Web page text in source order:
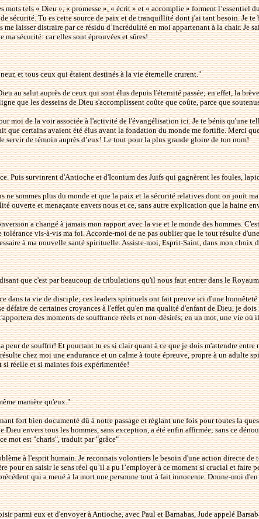
mots tels « Dieu », « promesse », « écrit » et « accomplie » forment l’essentiel
sécurité. Tu es cette source de paix et de tranquillité dont j'ai tant besoin. Je
laisser distraire par ce résidu d’incrédulité en moi appartenant à la chair. Je
ma sécurité: car elles sont éprouvées et sûres!
et tous ceux qui étaient destinés à la vie éternelle crurent."
au salut auprès de ceux qui sont élus depuis l'éternité passée; en effet, la
que les desseins de Dieu s'accomplissent coûte que coûte, parce que
moi de la voir associée à l'activité de l'évangélisation ici. Je te bénis qu'une
que certains avaient été élus avant la fondation du monde me fortifie. Merci
de témoin auprès d’eux! Le tout pour la plus grande gloire de ton nom!
Puis survinrent d'Antioche et d'Iconium des Juifs qui gagnèrent les foules,
sommes plus du monde et que la paix et la sécurité relatives dont on jouit
et menaçante envers nous et ce, sans autre explication que la haine
a changé à jamais mon rapport avec la vie et le monde des hommes.
vis-à-vis ma foi. Accorde-moi de ne pas oublier que le tout résulte
à ma nouvelle santé spirituelle. Assiste-moi, Esprit-Saint, dans mon
que c'est par beaucoup de tribulations qu'il nous faut entrer dans le
ta vie de disciple; ces leaders spirituels ont fait preuve ici d'une
de certaines croyances à l'effet qu'en ma qualité d'enfant de Dieu, je
des moments de souffrance réels et non-désirés; en un mot, une vie
de souffrir! Et pourtant tu es si clair quant à ce que je dois m'attendre
chez moi une endurance et un calme à toute épreuve, propre à un
réelle et si maintes fois expérimentée!
manière qu'eux."
fort bien documenté dû à notre passage et réglant une fois pour toutes la
envers tous les hommes, sans exception, a été enfin affirmée; sans ce
mot est "charis", traduit par "grâce"
à l'esprit humain. Je reconnais volontiers le besoin d'une action directe
pour en saisir le sens réel qu’il a pu l’employer à ce moment si crucial et
qui a mené à la mort une personne tout à fait innocente. Donne-moi
parmi eux et d'envoyer à Antioche, avec Paul et Barnabas, Jude appelé